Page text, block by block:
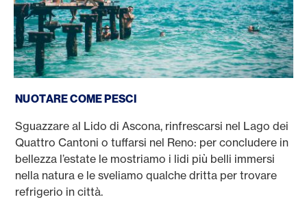
NUOTARE COME PESCI
Sguazzare al Lido di Ascona, rinfrescarsi nel Lago dei
Quattro Cantoni o tuffarsi nel Reno: per concludere in
bellezza l’estate le mostriamo i lidi più belli immersi
nella natura e le sveliamo qualche dritta per trovare
refrigerio in città.